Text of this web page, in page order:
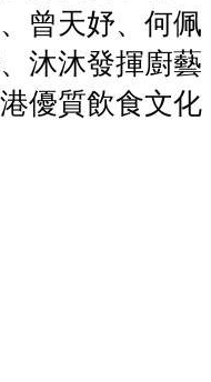
曾天妤、何佩
沐沐發揮廚藝
優質飲食文化